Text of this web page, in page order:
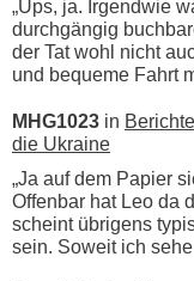
„Ups, ja. Irgendwie
durchgängig
der Tat wohl nicht
und bequeme Fahrt
MHG1023 in
die Ukraine
„Ja auf dem Papier
Offenbar hat Leo da
scheint übrigens
sein. Soweit ich sehe